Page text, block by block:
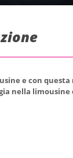
e con
nella